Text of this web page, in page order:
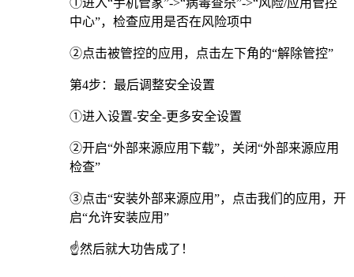
①进入“手机管家”->“病毒查杀”->“风险/应用管控
中心”，检查应用是否在风险项中
②点击被管控的应用，点击左下角的“解除管控”
第4步：最后调整安全设置
①进入设置-安全-更多安全设置
②开启“外部来源应用下载”，关闭“外部来源应用
检查”
③点击“安装外部来源应用”，点击我们的应用，开
启“允许安装应用”
☝️然后就大功告成了！